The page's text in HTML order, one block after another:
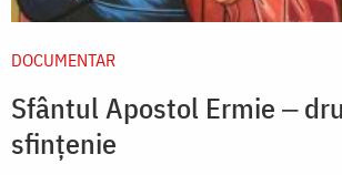
DOCUMENTAR
Sfântul Apostol Ermie ‒
sfințenie